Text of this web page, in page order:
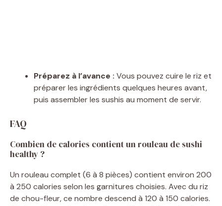
Préparez à l’avance : Vous pouvez cuire le riz et
préparer les ingrédients quelques heures avant,
puis assembler les sushis au moment de servir.
FAQ
Combien de calories contient un rouleau de sushi
healthy ?
Un rouleau complet (6 à 8 pièces) contient environ 200
à 250 calories selon les garnitures choisies. Avec du riz
de chou-fleur, ce nombre descend à 120 à 150 calories.